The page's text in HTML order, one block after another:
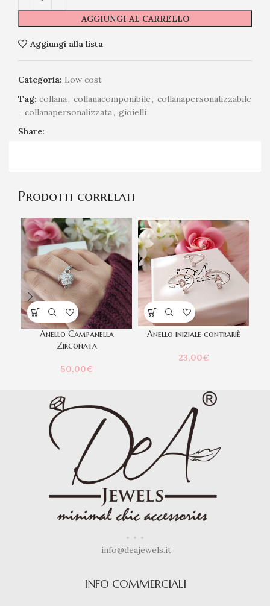
AGGIUNGI AL CARRELLO
Aggiungi alla lista
Categoria: Low cost
Tag: collana, collanacomponibile, collanapersonalizzabile
, collanapersonalizzata, gioielli
Share:
Prodotti correlati
Anello Campanella
Zirconata
50,00€
Anello iniziale contrariè
23,00€
info@deajewels.it
INFO COMMERCIALI